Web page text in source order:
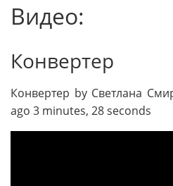
Видео:
Конвертер
Конвертер by Светлана
ago 3 minutes, 28 seconds